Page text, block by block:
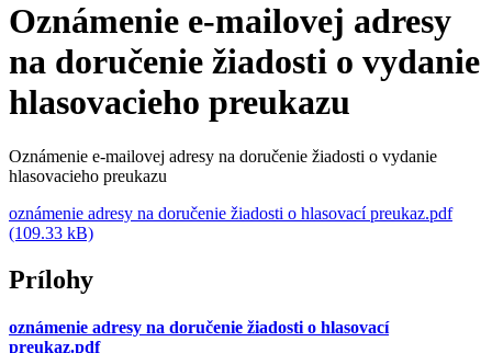
Oznámenie e-mailovej adresy
na doručenie žiadosti o vydanie
hlasovacieho preukazu
Oznámenie e-mailovej adresy na doručenie žiadosti o vydanie
hlasovacieho preukazu
oznámenie adresy na doručenie žiadosti o hlasovací preukaz.pdf
(109.33 kB)
Prílohy
oznámenie adresy na doručenie žiadosti o hlasovací
preukaz.pdf